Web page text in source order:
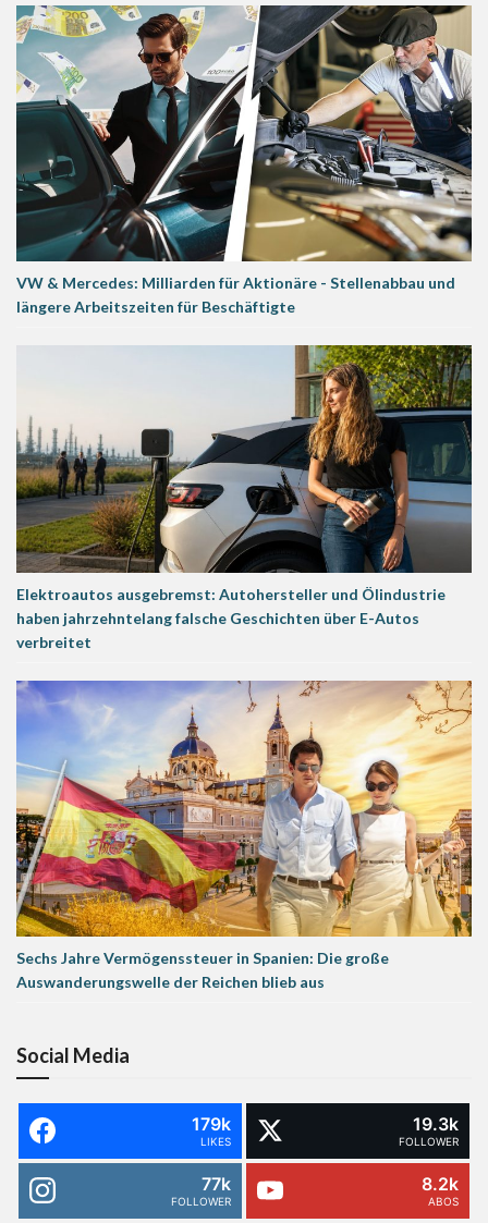
VW & Mercedes: Milliarden für Aktionäre - Stellenabbau und
längere Arbeitszeiten für Beschäftigte
Elektroautos ausgebremst: Autohersteller und Ölindustrie
haben jahrzehntelang falsche Geschichten über E-Autos
verbreitet
Sechs Jahre Vermögenssteuer in Spanien: Die große
Auswanderungswelle der Reichen blieb aus
Social Media
179k
LIKES
19.3k
FOLLOWER
77k
FOLLOWER
8.2k
ABOS